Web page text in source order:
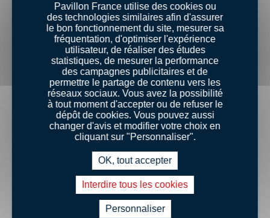
Turbot
Pavillon France utilise des cookies ou
des technologies similaires afin d'assurer
le bon fonctionnement du site, mesurer sa
fréquentation, d'optimiser l'expérience
utilisateur, de réaliser des études
statistiques, de mesurer la performance
des campagnes publicitaires et de
permettre le partage de contenu vers les
réseaux sociaux. Vous avez la possibilité
à tout moment d'accepter ou de refuser le
dépôt de cookies. Vous pouvez aussi
changer d'avis et modifier votre choix en
cliquant sur "Personnaliser".
OK, tout accepter
Interdire tous les cookies
Personnaliser